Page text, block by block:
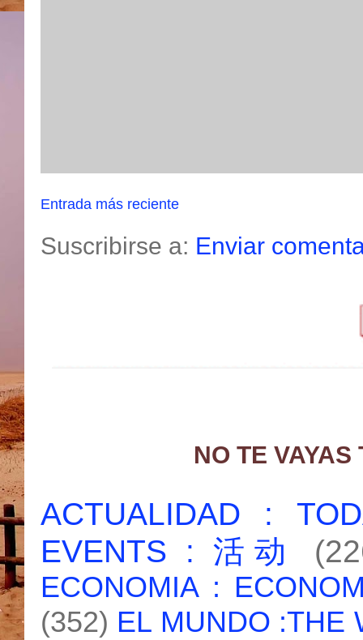
Entrada más reciente
Suscribirse a: Enviar
NO TE
ACTUALIDAD :
EVENTS : 活动
ECONOMIA :
(352) EL MUNDO :THE